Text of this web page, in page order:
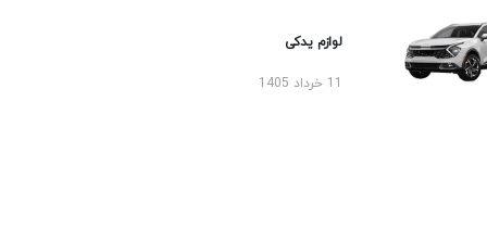
لوازم یدکی